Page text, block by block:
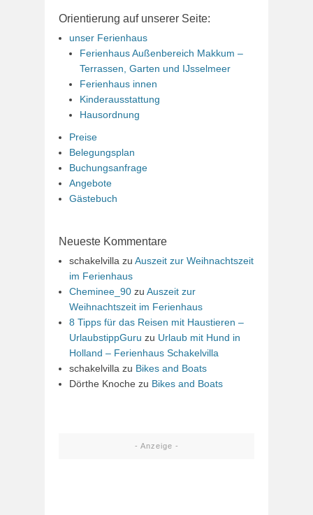
Orientierung auf unserer Seite:
unser Ferienhaus
Ferienhaus Außenbereich Makkum –
Terrassen, Garten und IJsselmeer
Ferienhaus innen
Kinderausstattung
Hausordnung
Preise
Belegungsplan
Buchungsanfrage
Angebote
Gästebuch
Neueste Kommentare
schakelvilla zu Auszeit zur Weihnachtszeit
im Ferienhaus
Cheminee_90 zu Auszeit zur
Weihnachtszeit im Ferienhaus
8 Tipps für das Reisen mit Haustieren –
UrlaubstippGuru zu Urlaub mit Hund in
Holland – Ferienhaus Schakelvilla
schakelvilla zu Bikes and Boats
Dörthe Knoche zu Bikes and Boats
- Anzeige -